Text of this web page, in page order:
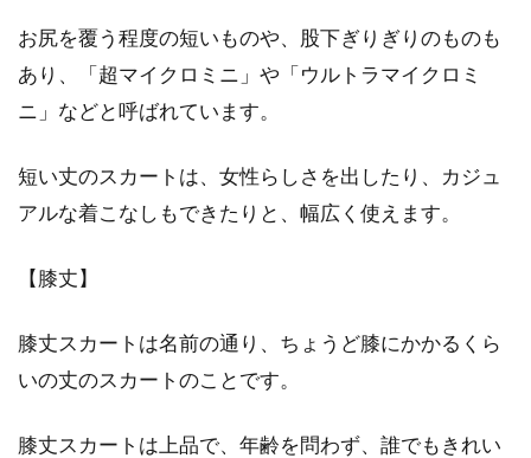
ちろん、...
この手で暖まりたい
チョイス！〈女性コーデ〉
お尻を覆う程度の短いものや、股下ぎりぎりのものも
あり、「超マイクロミニ」や「ウルトラマイクロミ
ニ」などと呼ばれています。
短い丈のスカートは、女性らしさを出したり、カジュ
アルな着こなしもできたりと、幅広く使えます。
【膝丈】
膝丈スカートは名前の通り、ちょうど膝にかかるくら
いの丈のスカートのことです。
膝丈スカートは上品で、年齢を問わず、誰でもきれい